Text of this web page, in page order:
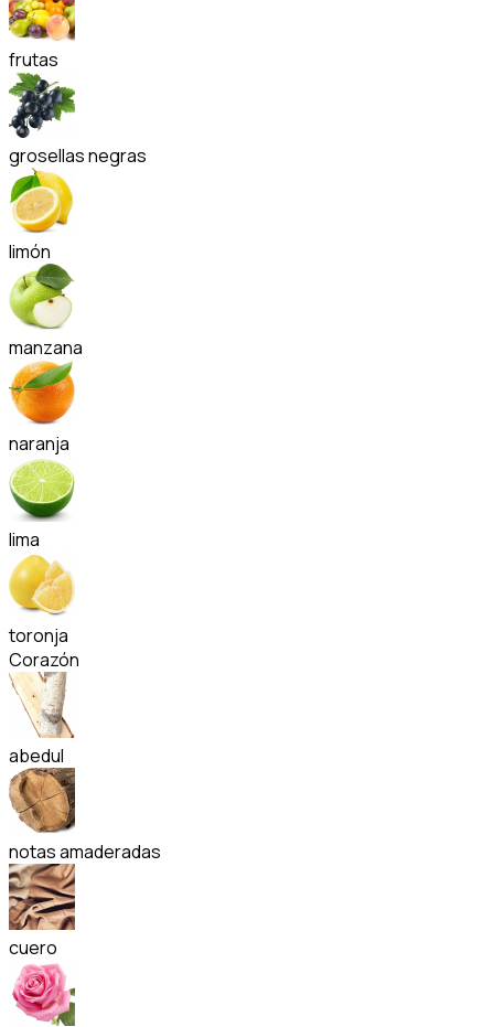
frutas
grosellas negras
limón
manzana
naranja
lima
toronja
Corazón
abedul
notas amaderadas
cuero